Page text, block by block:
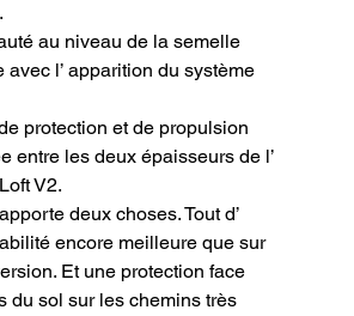
au niveau de la semelle
avec l’ apparition du système
protection et de propulsion
entre les deux épaisseurs de l’
V2.
deux choses. Tout d’
encore meilleure que sur
Et une protection face
du sol sur les chemins très